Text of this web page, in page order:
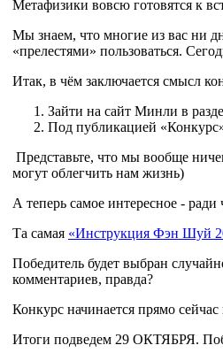
Метафизики вовсю готовятся к
Мы знаем, что многие из вас ни
«прелестями» пользоваться.
Итак, в чём заключается смысл
Зайти на сайт Минли в
Под публикацией
Представьте, что мы вообще
могут облегчить нам жизнь)
А теперь самое интересное -
Та самая «Инструкция Фэн Шуй
Победитель будет выбран
комментариев, правда?
Конкурс начинается прямо
Итоги подведем 29 ОКТЯБРЯ.